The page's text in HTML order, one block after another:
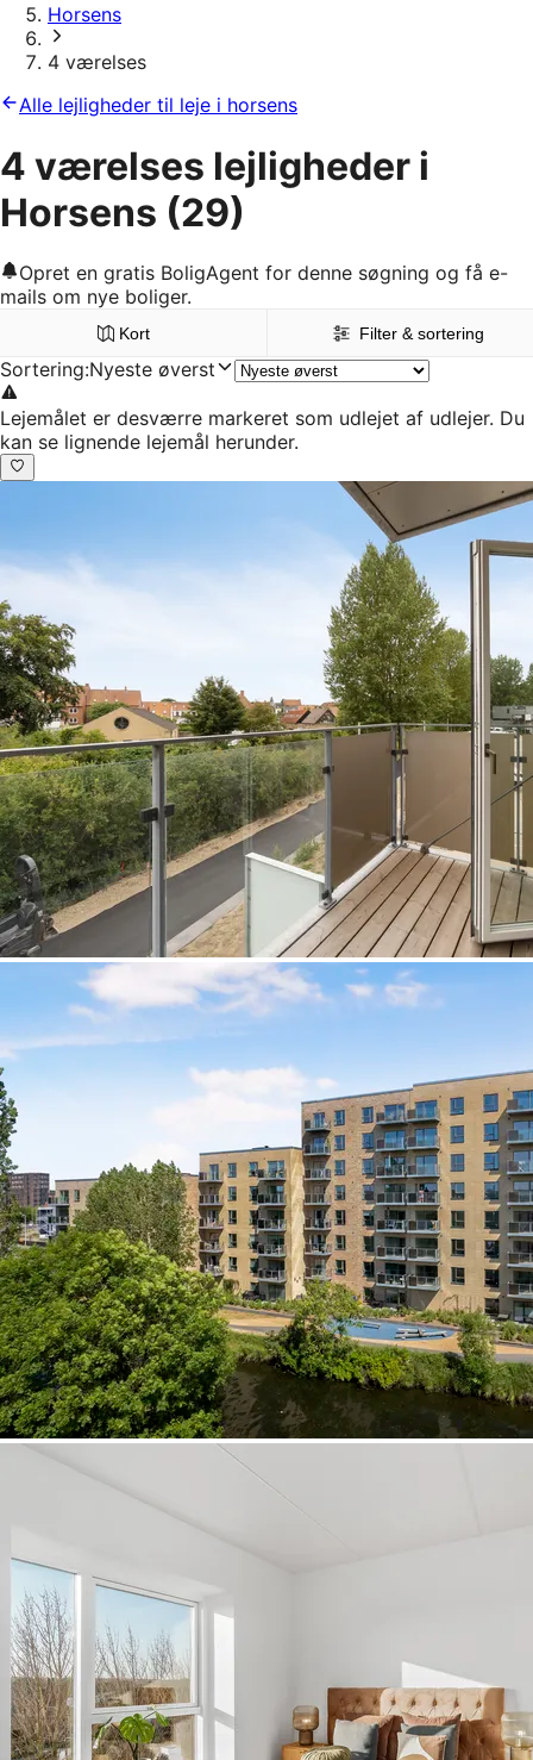
Horsens
4 værelses
Alle lejligheder til leje i horsens
4 værelses lejligheder i
Horsens (29)
Opret en gratis BoligAgent for denne søgning og få e-
mails om nye boliger.
Kort Filter & sortering
Sortering:Nyeste øverst
Lejemålet er desværre markeret som udlejet af udlejer. Du
kan se lignende lejemål herunder.